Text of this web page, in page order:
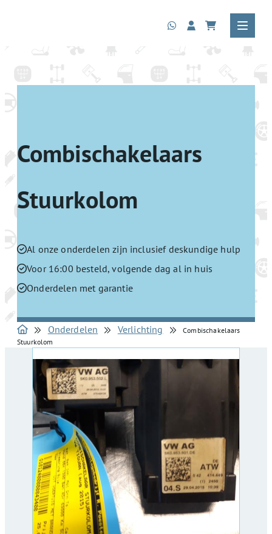
Combischakelaars
Stuurkolom
Al onze onderdelen zijn inclusief deskundige hulp
Voor 16:00 besteld, volgende dag al in huis
Onderdelen met garantie
Onderdelen Verlichting
Combischakelaars
Stuurkolom